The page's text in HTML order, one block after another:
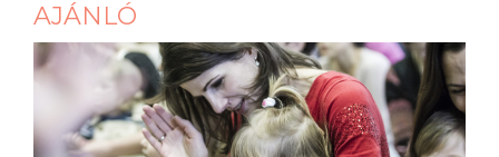
AJÁNLÓ